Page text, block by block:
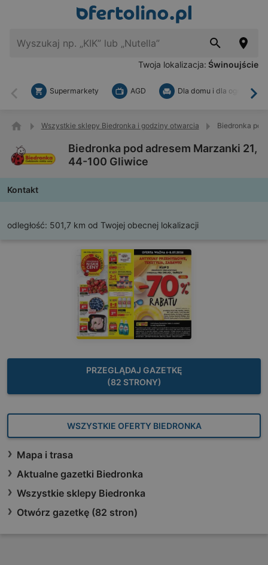
Twoja lokalizacja: Świnoujście
Wstecz
Supermarkety AGD Dla domu i dla ogrodu
Wszystkie sklepy Biedronka i godziny otwarcia Biedronka
Biedronka pod adresem Marzanki 21,
44-100 Gliwice
Kontakt
odległość: 501,7 km od Twojej obecnej lokalizacji
PRZEGLĄDAJ GAZETKĘ
(82 STRONY)
WSZYSTKIE OFERTY BIEDRONKA
Mapa i trasa
Aktualne gazetki Biedronka
Wszystkie sklepy Biedronka
Otwórz gazetkę (82 stron)